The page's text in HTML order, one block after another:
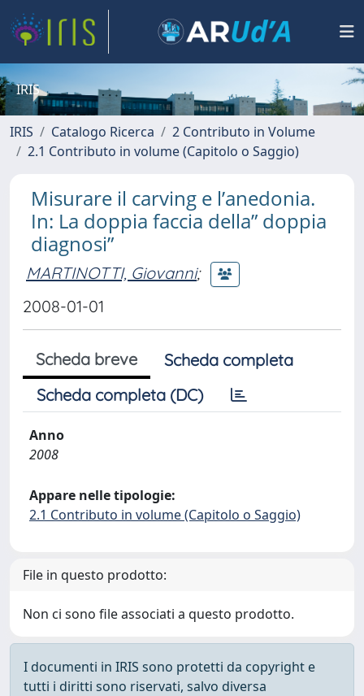
IRIS
IRIS Catalogo Ricerca
2 Contributo in Volume
2.1 Contributo in volume (Capitolo o Saggio)
Misurare il carving e l’anedonia.
In: La doppia faccia della” doppia
diagnosi”
MARTINOTTI, Giovanni;
2008-01-01
Scheda breve
Scheda completa
Scheda completa (DC)
Anno
2008
Appare nelle tipologie:
2.1 Contributo in volume (Capitolo o Saggio)
File in questo prodotto:
Non ci sono file associati a questo prodotto.
I documenti in IRIS sono protetti da copyright e
tutti i diritti sono riservati, salvo diversa